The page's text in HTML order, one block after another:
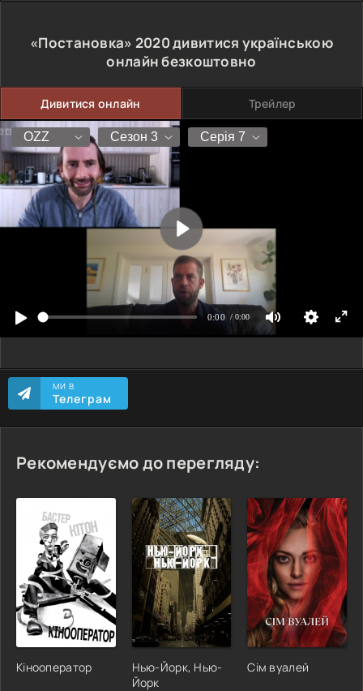
«Постановка» 2020дивитися українською
онлайн безкоштовно
Дивитися онлайн Трейлер
МИ В
Телеграм
Рекомендуємо до перегляду:
Кінооператор
Нью-Йорк, Нью-
Йорк
Сім вуалей